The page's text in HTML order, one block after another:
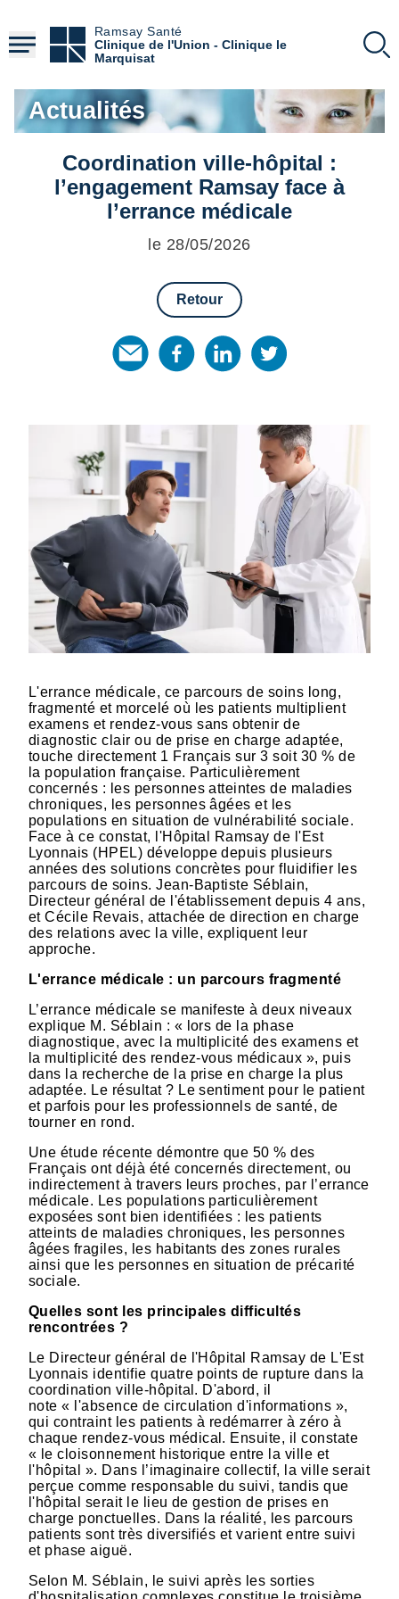
contenu
principal
Ramsay Santé
Clinique de l'Union - Clinique le
Marquisat
Actualités
Coordination ville-hôpital :
l’engagement Ramsay face à
l’errance médicale
le 28/05/2026
Retour
L'errance médicale, ce parcours de soins long,
fragmenté et morcelé où les patients multiplient
examens et rendez-vous sans obtenir de
diagnostic clair ou de prise en charge adaptée,
touche directement 1 Français sur 3 soit 30 % de
la population française. Particulièrement
concernés : les personnes atteintes de maladies
chroniques, les personnes âgées et les
populations en situation de vulnérabilité sociale.
Face à ce constat, l'Hôpital Ramsay de l'Est
Lyonnais (HPEL) développe depuis plusieurs
années des solutions concrètes pour fluidifier les
parcours de soins. Jean-Baptiste Séblain,
Directeur général de l'établissement depuis 4 ans,
et Cécile Revais, attachée de direction en charge
des relations avec la ville, expliquent leur
approche.
L'errance médicale : un parcours fragmenté
L’errance médicale se manifeste à deux niveaux
explique M. Séblain : « lors de la phase
diagnostique, avec la multiplicité des examens et
la multiplicité des rendez-vous médicaux », puis
dans la recherche de la prise en charge la plus
adaptée. Le résultat ? Le sentiment pour le patient
et parfois pour les professionnels de santé, de
tourner en rond.
Une étude récente démontre que 50 % des
Français ont déjà été concernés directement, ou
indirectement à travers leurs proches, par l’errance
médicale. Les populations particulièrement
exposées sont bien identifiées : les patients
atteints de maladies chroniques, les personnes
âgées fragiles, les habitants des zones rurales
ainsi que les personnes en situation de précarité
sociale.
Quelles sont les principales difficultés
rencontrées ?
Le Directeur général de l'Hôpital Ramsay de L'Est
Lyonnais identifie quatre points de rupture dans la
coordination ville-hôpital. D'abord, il
note « l'absence de circulation d'informations »,
qui contraint les patients à redémarrer à zéro à
chaque rendez-vous médical. Ensuite, il constate
« le cloisonnement historique entre la ville et
l'hôpital ». Dans l’imaginaire collectif, la ville serait
perçue comme responsable du suivi, tandis que
l'hôpital serait le lieu de gestion de prises en
charge ponctuelles. Dans la réalité, les parcours
patients sont très diversifiés et varient entre suivi
et phase aiguë.
Selon M. Séblain, le suivi après les sorties